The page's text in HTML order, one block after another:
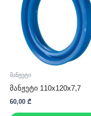
მანჟეტი
მანჟეტი 110x120x7,7
60,00 ₾